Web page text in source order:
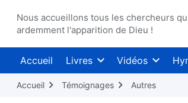
Nous accueillons tous les chercheurs
ardemment l'apparition de Dieu !
Accueil Livres Vidéos
Accueil Témoignages Autres